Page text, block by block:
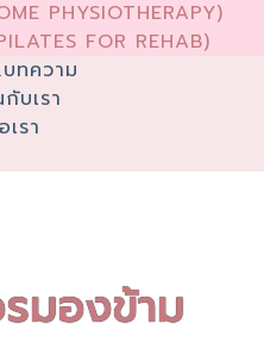
PHYSIOTHERAPY)
FOR REHAB)
ทความ
บเรา
รา
มองข้าม